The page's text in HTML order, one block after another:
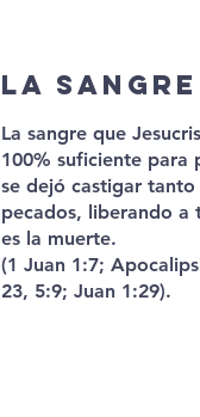
La
La sangre que
100% suficiente para
se dejó castigar
pecados, liberando a
es la muerte.
(1 Juan 1:7;
23, 5:9; Juan 1:29).